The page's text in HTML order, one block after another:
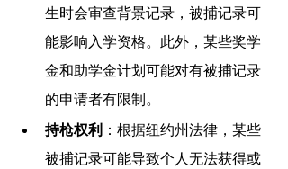
生时会审查背景记录，被捕记录可
能影响入学资格。此外，某些奖学
金和助学金计划可能对有被捕记录
的申请者有限制。
持枪权利 ：根据纽约州法律，某些
被捕记录可能导致个人无法获得或